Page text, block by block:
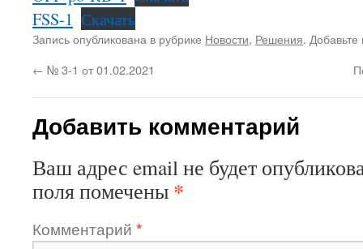
FSS-1 Скачать
Запись опубликована в рубрике Новости, Решения.
← № 3-1 от 01.02.2021
Добавить комментарий
Ваш адрес email не будет
поля помечены *
Комментарий *